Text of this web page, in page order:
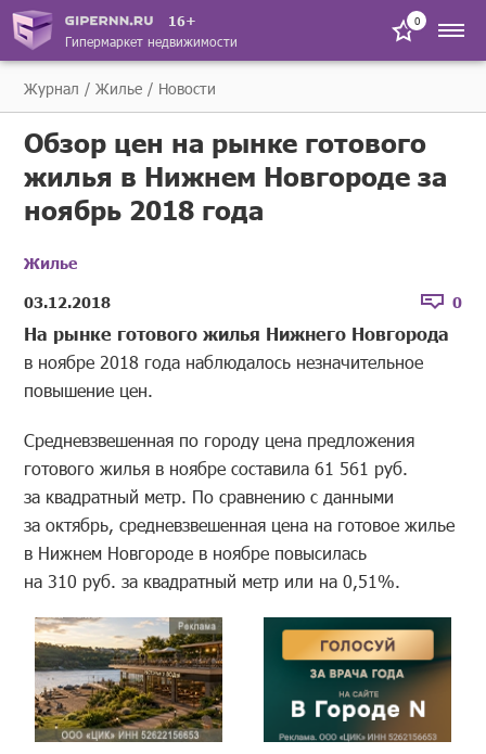
16+
Гипермаркет недвижимости
0
Журнал Жилье Новости
Обзор цен на рынке готового
жилья в Нижнем Новгороде за
ноябрь 2018 года
Жилье
03.12.2018
0
На рынке готового жилья Нижнего Новгорода
в ноябре 2018 года наблюдалось незначительное
повышение цен.
Средневзвешенная по городу цена предложения
готового жилья в ноябре составила 61 561 руб.
за квадратный метр. По сравнению с данными
за октябрь, средневзвешенная цена на готовое жилье
в Нижнем Новгороде в ноябре повысилась
на 310 руб. за квадратный метр или на 0,51%.